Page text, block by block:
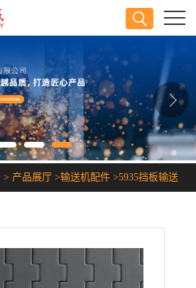
> 产品展厅 >输送机配件 >5935挡板输送